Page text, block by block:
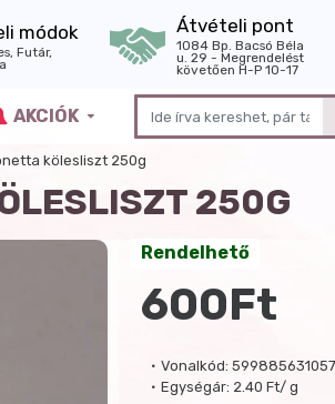
módok
Futár,
Átvételi pont
1084 Bp. Bacsó Béla
u. 29 - Megrendelést
követően H-P 10-17
AKCIÓK
kölesliszt 250g
250G
Vonalkód:
Egységár: 2.40 Ft/ g
Rendelhető
600Ft